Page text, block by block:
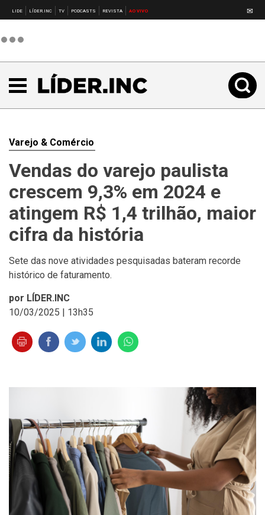
LIDE LÍDER.INC TV PODCASTS REVISTA AO VIVO ✉
Varejo & Comércio
Vendas do varejo paulista
crescem 9,3% em 2024 e
atingem R$ 1,4 trilhão, maior
cifra da história
Sete das nove atividades pesquisadas bateram recorde
histórico de faturamento.
por LÍDER.INC
10/03/2025 | 13h35